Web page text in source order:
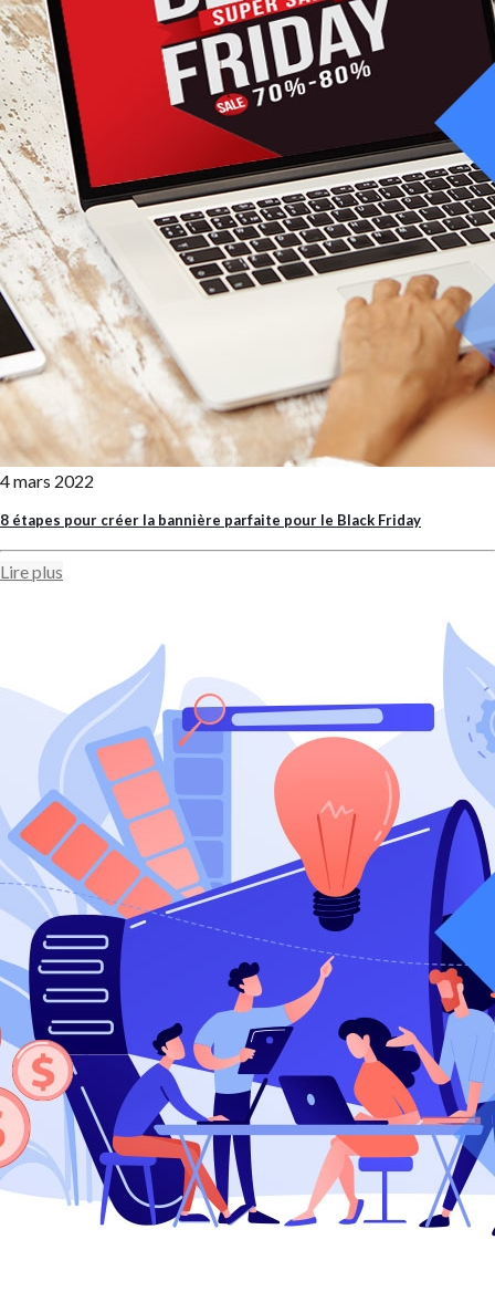
4 mars 2022
8 étapes pour créer la bannière parfaite pour le Black Friday
Lire plus